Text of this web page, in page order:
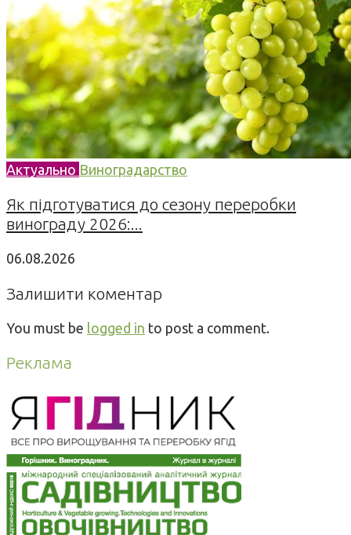
Актуально Виноградарство
Як підготуватися до сезону переробки
винограду 2026:...
06.08.2026
Залишити коментар
You must be logged in to post a comment.
Реклама